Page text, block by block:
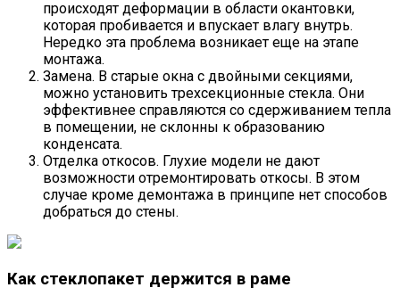
происходят деформации в области окантовки,
которая пробивается и впускает влагу внутрь.
Нередко эта проблема возникает еще на этапе
монтажа.
Замена. В старые окна с двойными секциями,
можно установить трехсекционные стекла. Они
эффективнее справляются со сдерживанием тепла
в помещении, не склонны к образованию
конденсата.
Отделка откосов. Глухие модели не дают
возможности отремонтировать откосы. В этом
случае кроме демонтажа в принципе нет способов
добраться до стены.
Как стеклопакет держится в раме